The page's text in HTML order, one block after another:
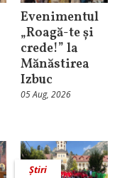
Evenimentul
„Roagă-te și
crede!” la
Mănăstirea
Izbuc
05 Aug, 2026
Știri